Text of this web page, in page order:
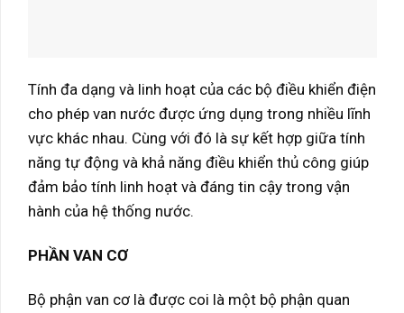
Tính đa dạng và linh hoạt của các bộ điều khiển điện
cho phép van nước được ứng dụng trong nhiều lĩnh
vực khác nhau. Cùng với đó là sự kết hợp giữa tính
năng tự động và khả năng điều khiển thủ công giúp
đảm bảo tính linh hoạt và đáng tin cậy trong vận
hành của hệ thống nước.
PHẦN VAN CƠ
Bộ phận van cơ là được coi là một bộ phận quan